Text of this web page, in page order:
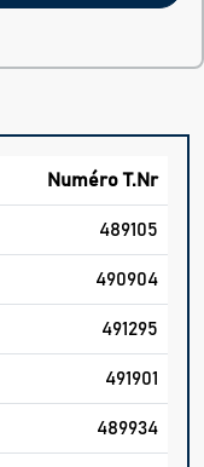
Numéro T.Nr
489105
490904
491295
491901
489934